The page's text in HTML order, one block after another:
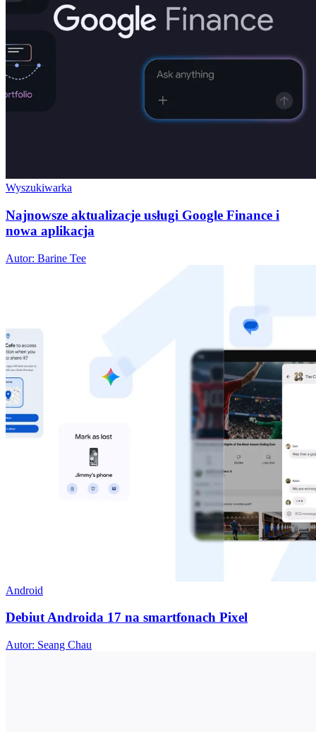
Wyszukiwarka
Najnowsze aktualizacje usługi Google Finance i
nowa aplikacja
Autor: Barine Tee
Android
Debiut Androida 17 na smartfonach Pixel
Autor: Seang Chau